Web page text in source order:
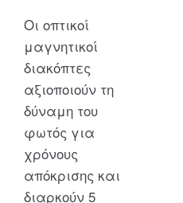
Οι οπτικοί
μαγνητικοί
διακόπτες
αξιοποιούν τη
δύναμη του
φωτός για
χρόνους
απόκρισης και
διαρκούν 5